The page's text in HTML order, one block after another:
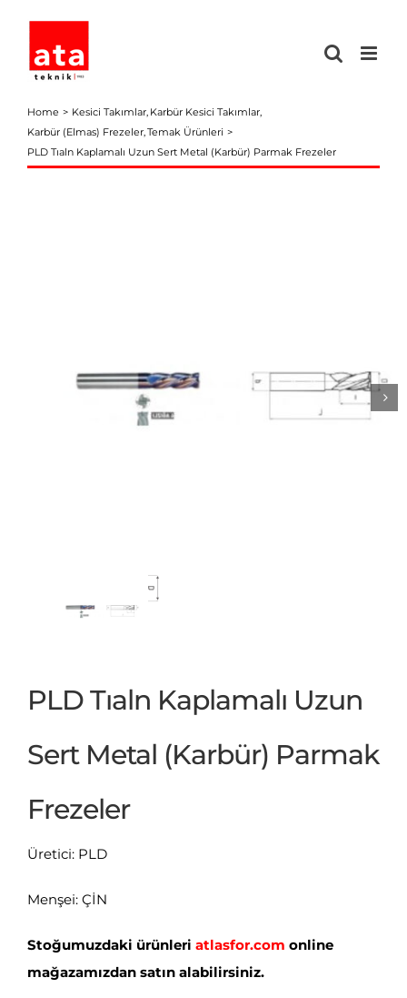
content
Home Kesici Takımlar Karbür Kesici Takımlar
Karbür (Elmas) Frezeler Temak Ürünleri
PLD Tıaln Kaplamalı Uzun Sert Metal (Karbür) Parmak Frezeler
PLD Tıaln Kaplamalı Uzun
Sert Metal (Karbür) Parmak
Frezeler
Üretici: PLD
Menşei: ÇİN
Stoğumuzdaki ürünleri atlasfor.com online
mağazamızdan satın alabilirsiniz.